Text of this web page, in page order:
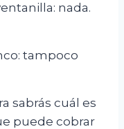
nada.
tampoco
sabrás cuál es
puede cobrar